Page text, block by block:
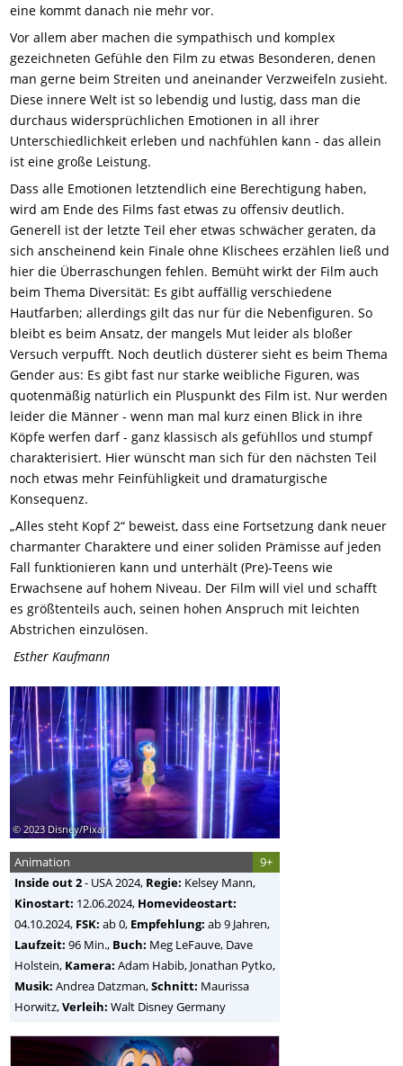
eine kommt danach nie mehr vor.
Vor allem aber machen die sympathisch und komplex
gezeichneten Gefühle den Film zu etwas Besonderen, denen
man gerne beim Streiten und aneinander Verzweifeln zusieht.
Diese innere Welt ist so lebendig und lustig, dass man die
durchaus widersprüchlichen Emotionen in all ihrer
Unterschiedlichkeit erleben und nachfühlen kann - das allein
ist eine große Leistung.
Dass alle Emotionen letztendlich eine Berechtigung haben,
wird am Ende des Films fast etwas zu offensiv deutlich.
Generell ist der letzte Teil eher etwas schwächer geraten, da
sich anscheinend kein Finale ohne Klischees erzählen ließ und
hier die Überraschungen fehlen. Bemüht wirkt der Film auch
beim Thema Diversität: Es gibt auffällig verschiedene
Hautfarben; allerdings gilt das nur für die Nebenfiguren. So
bleibt es beim Ansatz, der mangels Mut leider als bloßer
Versuch verpufft. Noch deutlich düsterer sieht es beim Thema
Gender aus: Es gibt fast nur starke weibliche Figuren, was
quotenmäßig natürlich ein Pluspunkt des Film ist. Nur werden
leider die Männer - wenn man mal kurz einen Blick in ihre
Köpfe werfen darf - ganz klassisch als gefühllos und stumpf
charakterisiert. Hier wünscht man sich für den nächsten Teil
noch etwas mehr Feinfühligkeit und dramaturgische
Konsequenz.
„Alles steht Kopf 2“ beweist, dass eine Fortsetzung dank neuer
charmanter Charaktere und einer soliden Prämisse auf jeden
Fall funktionieren kann und unterhält (Pre)-Teens wie
Erwachsene auf hohem Niveau. Der Film will viel und schafft
es größtenteils auch, seinen hohen Anspruch mit leichten
Abstrichen einzulösen.
Esther Kaufmann
© 2023 Disney/Pixar
9+
Animation
Inside out 2- USA2024, Regie: Kelsey Mann,
Kinostart: 12.06.2024, Homevideostart:
04.10.2024, FSK: ab 0, Empfehlung: ab 9 Jahren,
Laufzeit: 96 Min., Buch: Meg LeFauve, Dave
Holstein, Kamera: Adam Habib, Jonathan Pytko,
Musik: Andrea Datzman,Schnitt: Maurissa
Horwitz,Verleih: Walt Disney Germany